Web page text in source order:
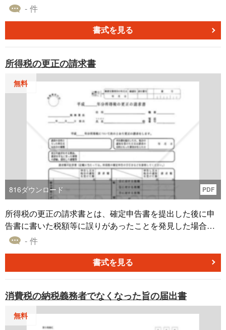
0条の２の規定により行おうとする場合の申請書
- 件
書式を見る
所得税の更正の請求書
無料
816ダウンロード PDF
所得税の更正の請求書とは、確定申告書を提出した後に申
告書に書いた税額等に誤りがあったことを発見した場合や
確定申告をしなかったために決定を受けた場合などで、申
正することを求める場合の請求書
- 件
書式を見る
消費税の納税義務者でなくなった旨の届出書
無料